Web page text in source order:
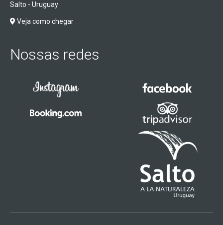
Salto - Uruguay
Veja como chegar
Nossas redes